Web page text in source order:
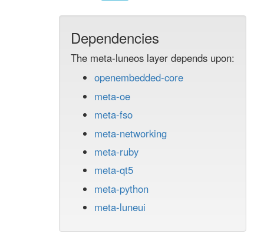
Dependencies
The meta-luneos layer depends upon:
openembedded-core
meta-oe
meta-fso
meta-networking
meta-ruby
meta-qt5
meta-python
meta-luneui